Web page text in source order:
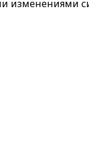
изменениями